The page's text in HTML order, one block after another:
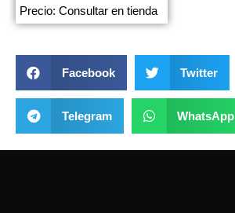
Precio: Consultar en tienda
Facebook Twitter
Telegram WhatsApp